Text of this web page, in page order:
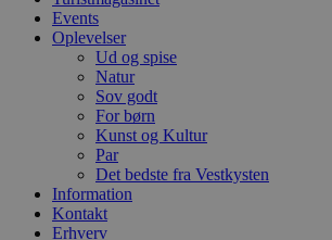
Events
Oplevelser
Ud og spise
Natur
Sov godt
For børn
Kunst og Kultur
Par
Det bedste fra Vestkysten
Information
Kontakt
Erhverv